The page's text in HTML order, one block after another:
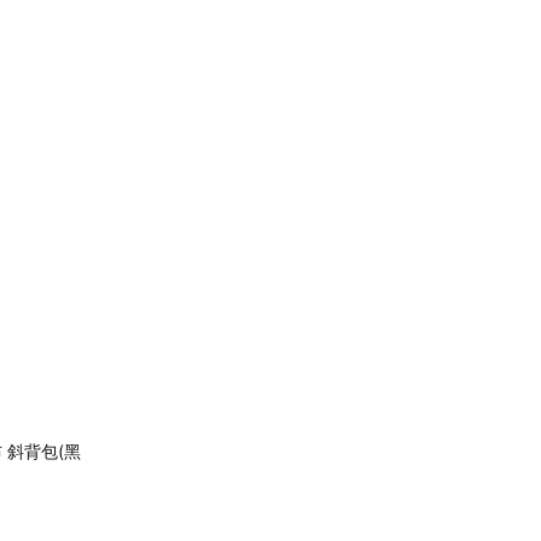
斜背包(黑